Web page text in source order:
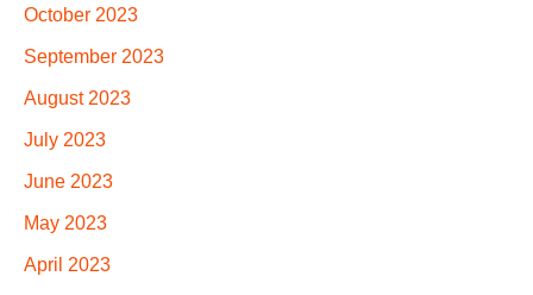
October 2023
September 2023
August 2023
July 2023
June 2023
May 2023
April 2023